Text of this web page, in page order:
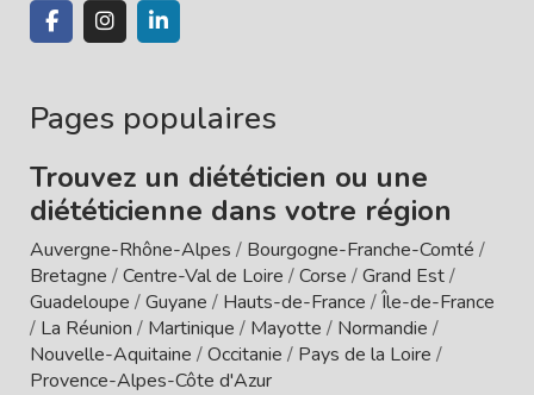
Pages populaires
Trouvez un diététicien ou une
diététicienne dans votre région
Auvergne-Rhône-Alpes / Bourgogne-Franche-Comté /
Bretagne /Centre-Val de Loire /Corse /Grand Est/
Guadeloupe /Guyane / Hauts-de-France /Île-de-France
/ La Réunion / Martinique / Mayotte / Normandie /
Nouvelle-Aquitaine /Occitanie / Pays de la Loire /
Provence-Alpes-Côte d'Azur